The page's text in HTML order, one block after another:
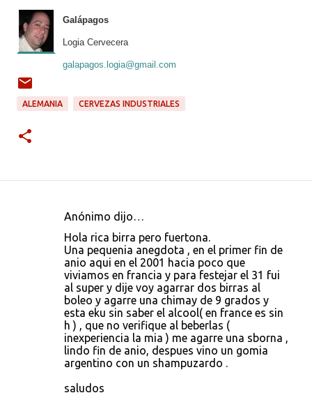
Galápagos
Logia Cervecera
galapagos.logia@gmail.com
ALEMANIA CERVEZAS INDUSTRIALES
Anónimo dijo…
Hola rica birra pero fuertona.
Una pequenia anegdota , en el primer fin de
anio aqui en el 2001 hacia poco que
viviamos en francia y para festejar el 31 fui
al super y dije voy agarrar dos birras al
boleo y agarre una chimay de 9 grados y
esta eku sin saber el alcool( en france es sin
h ) , que no verifique al beberlas (
inexperiencia la mia ) me agarre una sborna ,
lindo fin de anio, despues vino un gomia
argentino con un shampuzardo .
saludos